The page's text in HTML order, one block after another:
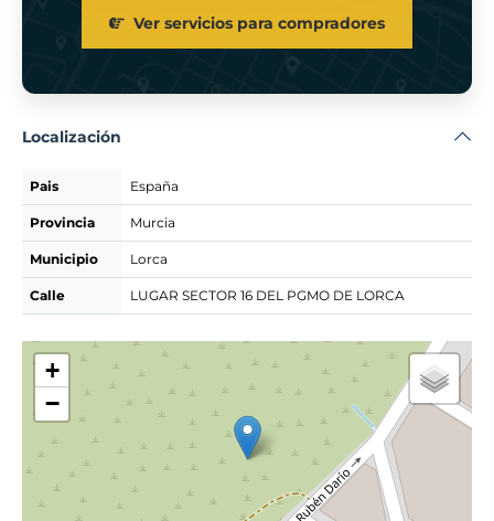
Ver servicios para compradores
Localización
Pais España
Provincia Murcia
Municipio Lorca
Calle LUGAR SECTOR 16 DEL PGMO DE LORCA
+
−